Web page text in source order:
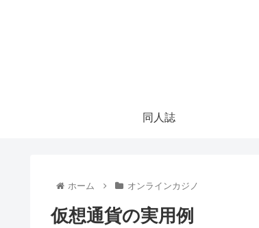
同人誌
ホーム オンラインカジノ
仮想通貨の実用例